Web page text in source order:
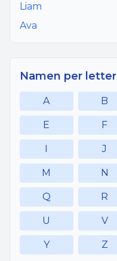
Liam
Ava
Namen per letter
A B
E F
I J
M N
Q R
U V
Y Z